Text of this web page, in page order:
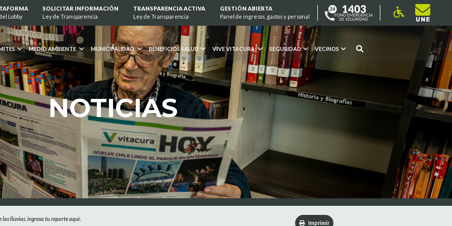
Lobby
SOLICITAR INFORMACIÓN
Ley de Transparencia
TRANSPARENCIA ACTIVA
Ley de Transparencia
GESTIÓN ABIERTA
Panel de ingresos, gastos y personal
MEDIO AMBIENTE MUNICIPALIDAD BENEFICIOS SALUD VIVE VITACURA SEGURIDAD VECINOS
NOTICIAS
lluvias, ingresa tu reporte aquí.
Imprimir